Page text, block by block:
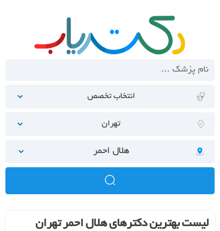
انتخاب تخصص
تهران
هلال احمر
لیست بهترین دکترهای هلال احمر تهران